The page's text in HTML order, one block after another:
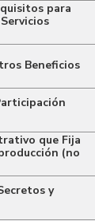
para
Beneficios
que Fija
(no
y